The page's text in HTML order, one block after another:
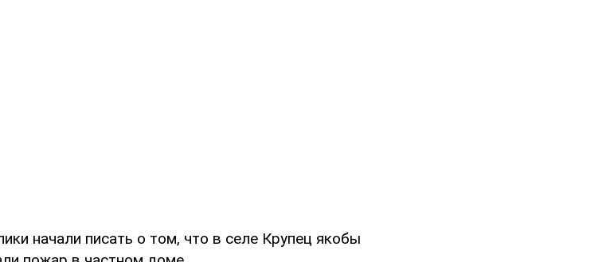
начали писать о том, что в селе Крупец якобы